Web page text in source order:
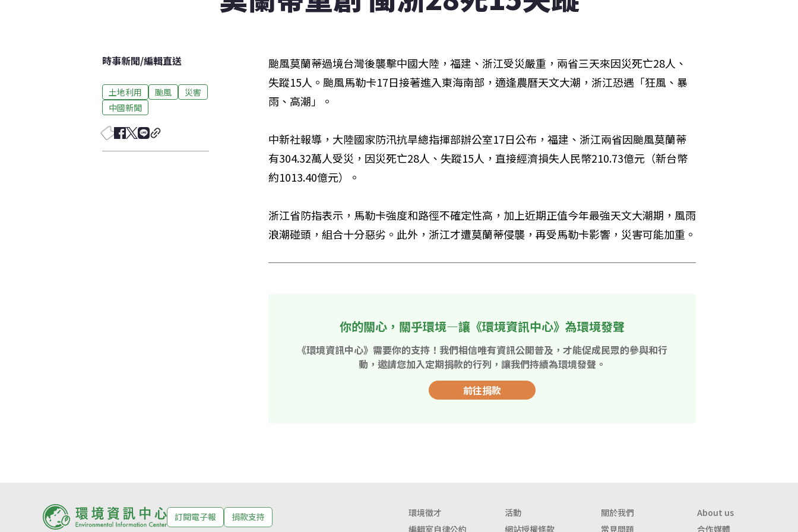
時事新聞/編輯直送
土地利用 颱風
災害
中國新聞
颱風莫蘭蒂過境台灣後襲擊中國大陸，福建、浙江受災嚴重，兩省三天來因災死亡28人、
失蹤15人。颱風馬勒卡17日接著進入東海南部，適逢農曆天文大潮，浙江恐遇「狂風、暴
雨、高潮」。
中新社報導，大陸國家防汛抗旱總指揮部辦公室17日公布，福建、浙江兩省因颱風莫蘭蒂
有304.32萬人受災，因災死亡28人、失蹤15人，直接經濟損失人民幣210.73億元（新台幣
約1013.40億元）。
浙江省防指表示，馬勒卡強度和路徑不確定性高，加上近期正值今年最強天文大潮期，風雨
浪潮碰頭，組合十分惡劣。此外，浙江才遭莫蘭蒂侵襲，再受馬勒卡影響，災害可能加重。
你的關心，關乎環境—讓《環境資訊中心》為環境發聲
《環境資訊中心》需要你的支持！我們相信唯有資訊公開普及，才能促成民眾的參與和行
動，邀請您加入定期捐款的行列，讓我們持續為環境發聲。
前往捐款
訂閱電子報 捐款支持 環境徵才 活動 關於我們
About us
編輯室自律公約
網站授權條款 常見問題 合作媒體